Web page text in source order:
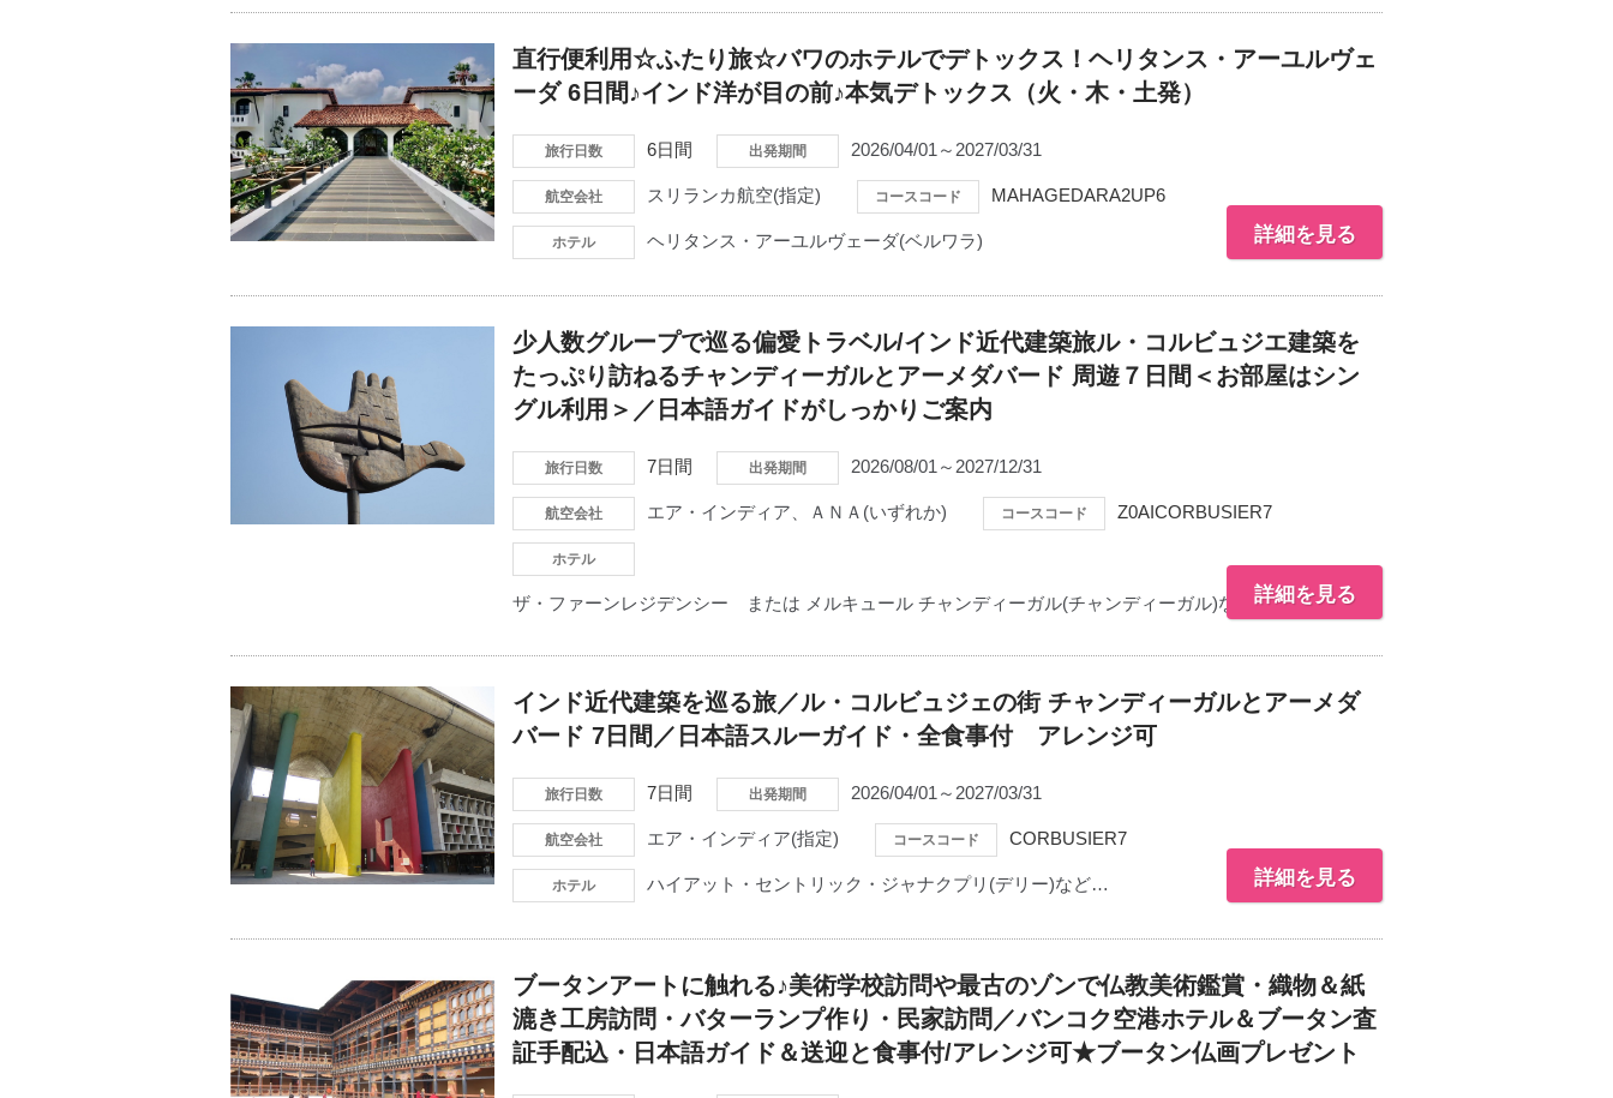
直行便利用☆ふたり旅☆バワのホテルでデトックス！ヘリタンス・アーユルヴェ
ーダ 6日間♪インド洋が目の前♪本気デトックス（火・木・土発）
旅行日数 6日間 出発期間 2026/04/01～2027/03/31
航空会社 スリランカ航空(指定) コースコード MAHAGEDARA2UP6
ホテル ヘリタンス・アーユルヴェーダ(ベルワラ) 詳細を見る
少人数グループで巡る偏愛トラベル/インド近代建築旅ル・コルビュジエ建築を
たっぷり訪ねるチャンディーガルとアーメダバード 周遊７日間＜お部屋はシン
グル利用＞／日本語ガイドがしっかりご案内
旅行日数 7日間 出発期間 2026/08/01～2027/12/31
航空会社 エア・インディア、ＡＮＡ(いずれか) コースコード Z0AICORBUSIER7
ホテル
ザ・ファーンレジデンシー または メルキュール チャンディーガル(チャンディーガル)など…詳細を見る
インド近代建築を巡る旅／ル・コルビュジェの街 チャンディーガルとアーメダ
バード 7日間／日本語スルーガイド・全食事付 アレンジ可
旅行日数 7日間 出発期間 2026/04/01～2027/03/31
航空会社 エア・インディア(指定) コースコード CORBUSIER7
ホテル ハイアット・セントリック・ジャナクプリ(デリー)など… 詳細を見る
ブータンアートに触れる♪美術学校訪問や最古のゾンで仏教美術鑑賞・織物＆紙
漉き工房訪問・バターランプ作り・民家訪問／バンコク空港ホテル＆ブータン査
証手配込・日本語ガイド＆送迎と食事付/アレンジ可★ブータン仏画プレゼント